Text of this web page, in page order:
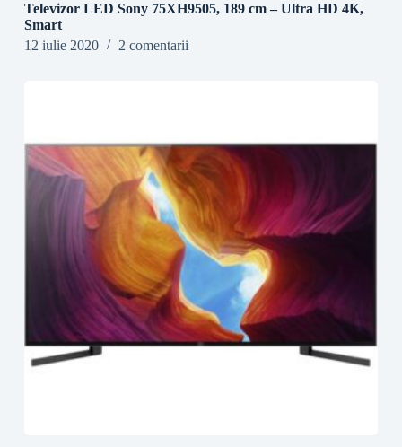
Televizor LED Sony 75XH9505, 189 cm – Ultra HD 4K,
Smart
12 iulie 2020
2 comentarii